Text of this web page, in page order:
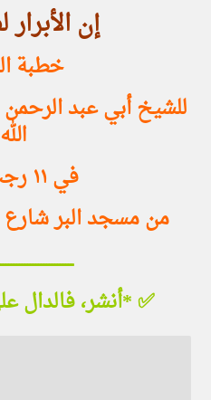
إن
خطبة
للشيخ أبي عبد
في ١١ رجب ١٤٤١ه‍
من مسجد البر شارع
✅ *أنشر، فالدال